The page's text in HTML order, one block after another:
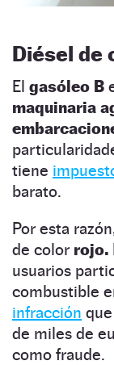
Diésel de
El gasóleo B
maquinaria
tiene
barato.
Por esta
de color rojo.
usuarios
combustible
infracción
de miles de
como fraude.